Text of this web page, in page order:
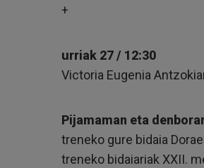
+
urriak 27 / 12:30
Victoria Eugenia
Pijamaman eta
treneko gure bidaia
treneko bidaiariak XXII.